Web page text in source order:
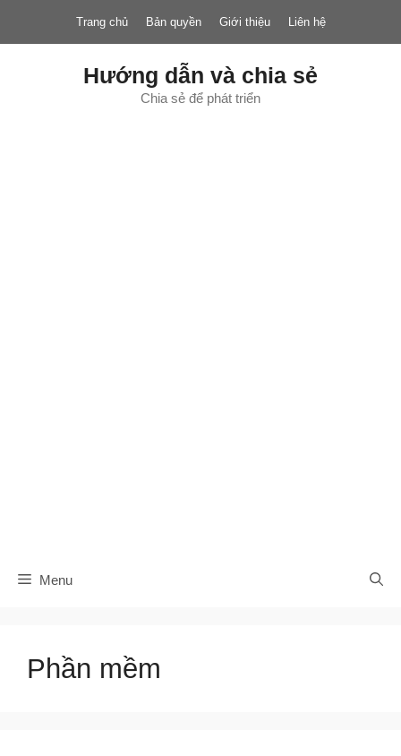
nội
Trang chủ Bản quyền Giới thiệu Liên hệ
Hướng dẫn và chia sẻ
Chia sẻ để phát triển
Menu
Phần mềm